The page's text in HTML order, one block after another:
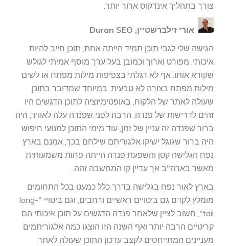
צורך בתהליך אינדקוס ארוך יותר.
אורי זילברשטיין, Duran SEO
הגישה שלי לגבי תוכן תמיד הייתה אחת, תוכן חייב להיות
איכותי, מפורט וארוך וכמובן בעל ערך מוסף אמיתי לגולש
שקורא אותו. אף לא דגלתי בצפיפות מילות מפתח או לשים
מילות מפתח בצורה לא טבעית, במיוחד שמדובר בתוכן
שעולה לאתר של הלקוח, באופטימיזציה לתוכן הדגשים היו
זהים לדרישות של פנדה, הרבה לפני שפנדה עלה לאוויר, היה
ברור שפנדה זה עניין של זמן, עוד מימי התוכן למנועי חיפוש
היה ברור שגוגל ישיקו אלגוריתם שילחם בכך, אמנם בארץ
נפח הגלישה קטן והשפעת פנדה הייתה פחות משמעותית
מאשר בארה"ב אך עדיין קו המחשבה זהה.
בארץ לאור נפח בגלישה בדרך כלל כמעט בכל התחומים
מומלץ לקדם גם ביטויים ראשיים ורחבים, וגם ביטויי "long-
tail", חשוב לציין שלאחר פנדה הדגשים על תוכן איכותי הם
קריטיים הרבה יותר ואף השנה הזו הוצגו כמה אלגוריתמים
מעניינים המתייחסים לקצב עדכון התוכן שעולה לאתר.